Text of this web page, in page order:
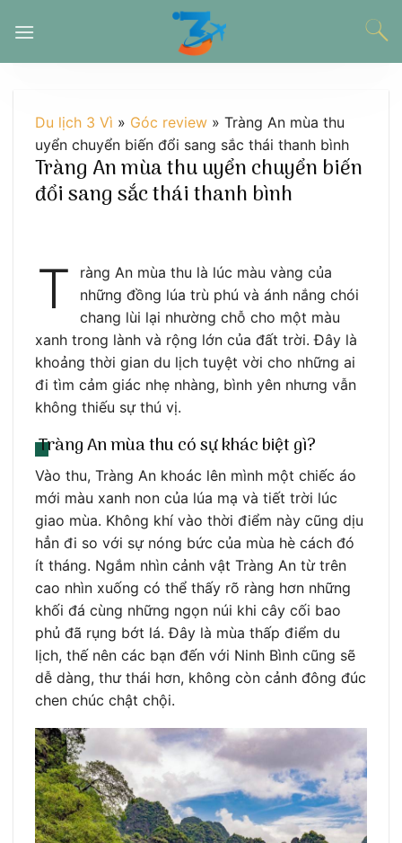
đến
Du lịch 3 Vì » Góc review » Tràng An mùa thu
uyển chuyển biến đổi sang sắc thái thanh bình
Tràng An mùa thu uyển chuyển biến
đổi sang sắc thái thanh bình
T
ràng An mùa thu là lúc màu vàng của
những đồng lúa trù phú và ánh nắng chói
chang lùi lại nhường chỗ cho một màu
xanh trong lành và rộng lớn của đất trời. Đây là
khoảng thời gian du lịch tuyệt vời cho những ai
đi tìm cảm giác nhẹ nhàng, bình yên nhưng vẫn
không thiếu sự thú vị.
Tràng An mùa thu có sự khác biệt gì?
Vào thu, Tràng An khoác lên mình một chiếc áo
mới màu xanh non của lúa mạ và tiết trời lúc
giao mùa. Không khí vào thời điểm này cũng dịu
hẳn đi so với sự nóng bức của mùa hè cách đó
ít tháng. Ngắm nhìn cảnh vật Tràng An từ trên
cao nhìn xuống có thể thấy rõ ràng hơn những
khối đá cùng những ngọn núi khi cây cối bao
phủ đã rụng bớt lá. Đây là mùa thấp điểm du
lịch, thế nên các bạn đến với Ninh Bình cũng sẽ
dễ dàng, thư thái hơn, không còn cảnh đông đúc
chen chúc chật chội.